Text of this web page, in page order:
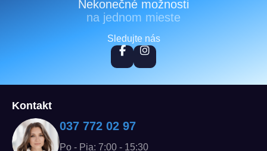
Nekonečné možnosti
na jednom mieste
Sledujte nás
Kontakt
037 772 02 97
Po - Pia: 7:00 - 15:30